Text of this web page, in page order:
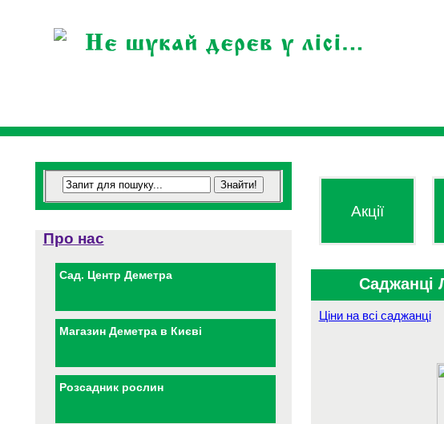
Про нас
Сад. Центр Деметра
Магазин Деметра в Києві
Розсадник рослин
Акції
Саджанці
Ціни на всі саджанці